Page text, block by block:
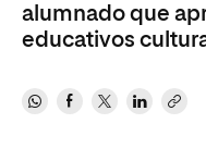
alumnado que
educativos